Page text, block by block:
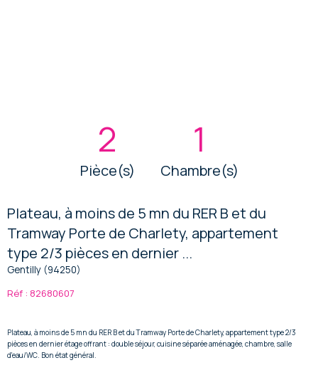
2
Pièce(s)
1
Chambre(s)
Plateau, à moins de 5 mn du RER B et du
Tramway Porte de Charlety, appartement
type 2/3 pièces en dernier ...
Gentilly (94250)
Réf : 82680607
Plateau, à moins de 5 mn du RER B et du Tramway Porte de Charlety, appartement type 2/3
pièces en dernier étage offrant : double séjour, cuisine séparée aménagée, chambre, salle
d'eau/WC. Bon état général.